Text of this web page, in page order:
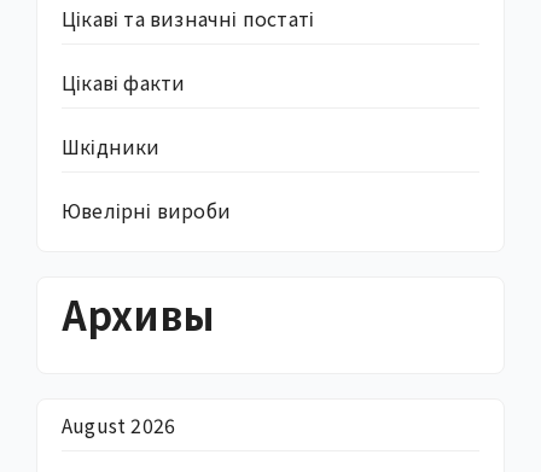
Цікаві та визначні постаті
Цікаві факти
Шкідники
Ювелірні вироби
Архивы
August 2026